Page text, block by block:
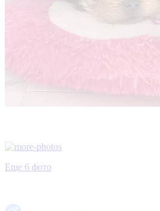
Еще 6 фото